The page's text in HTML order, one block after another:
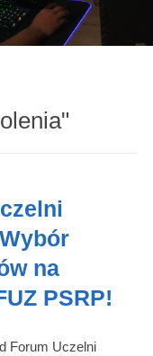
na
PSRP!
Forum Uczelni